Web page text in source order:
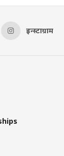
इन्स्टाग्राम